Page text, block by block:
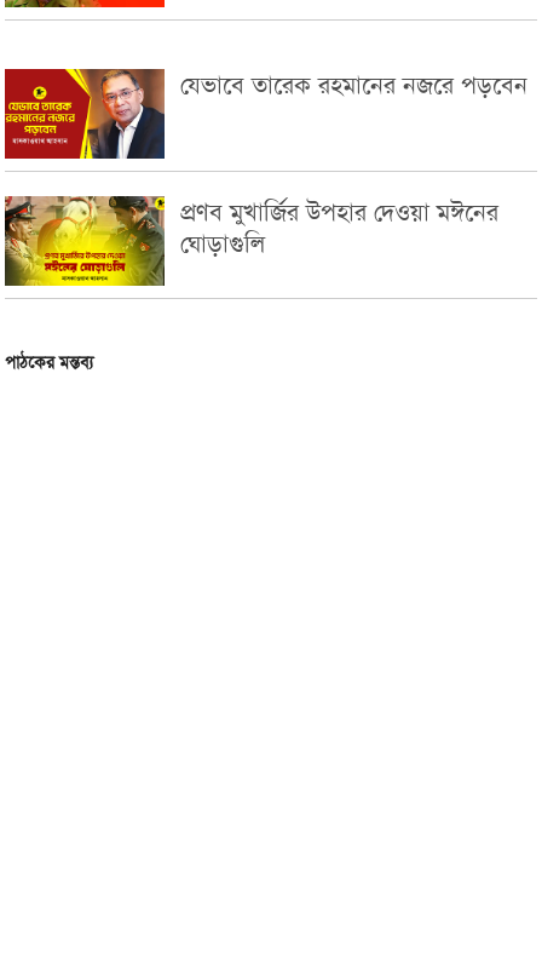
যেভাবে তারেক রহমানের নজরে পড়বেন
প্রণব মুখার্জির উপহার দেওয়া মঈনের
ঘোড়াগুলি
পাঠকের মন্তব্য